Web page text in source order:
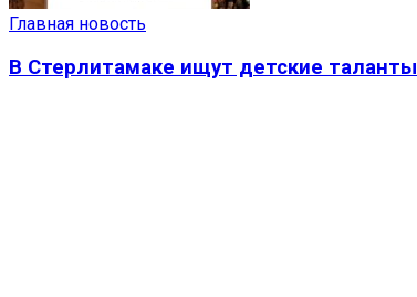
Главная новость
В Стерлитамаке ищут детские таланты